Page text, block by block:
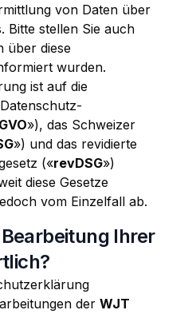
von Daten über
Bitte stellen Sie auch
über diese
wurden.
ist auf die
»), das Schweizer
») und das revidierte
(«revDSG»)
diese Gesetze
vom Einzelfall ab.
Ihrer
der WJT